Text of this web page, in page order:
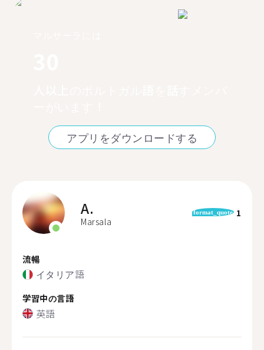
アプリをダウンロードする
A.
Marsala
format_quote 1
流暢
イタリア語
学習中の言語
英語